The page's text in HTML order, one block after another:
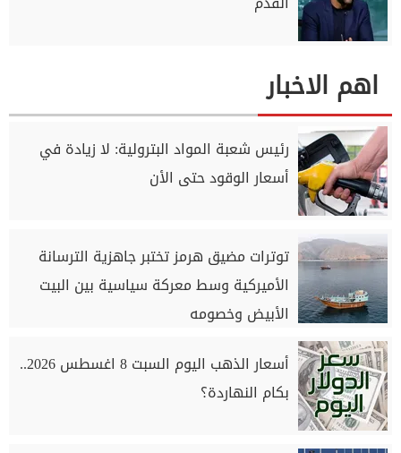
اهم الاخبار
رئيس شعبة المواد البترولية: لا زيادة في
أسعار الوقود حتى الأن
توترات مضيق هرمز تختبر جاهزية الترسانة
الأميركية وسط معركة سياسية بين البيت
الأبيض وخصومه
أسعار الذهب اليوم السبت 8 اغسطس 2026..
بكام النهاردة؟